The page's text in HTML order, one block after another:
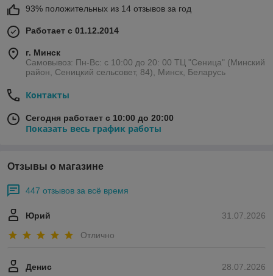
93% положительных из 14 отзывов за год
Работает с 01.12.2014
г. Минск
Самовывоз: Пн-Вс: с 10:00 до 20: 00 ТЦ "Сеница" (Минский
район, Сеницкий сельсовет, 84), Минск, Беларусь
Контакты
Сегодня работает с 10:00 до 20:00
Показать весь график работы
Отзывы о магазине
447 отзывов за всё время
31.07.2026
Юрий
Отлично
28.07.2026
Денис